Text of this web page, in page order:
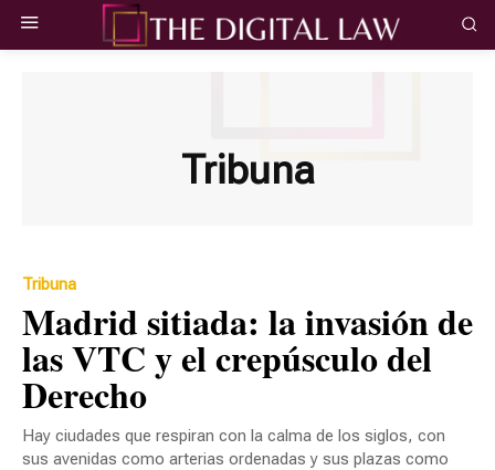
Tribuna
Tribuna
Madrid sitiada: la invasión de
las VTC y el crepúsculo del
Derecho
Hay ciudades que respiran con la calma de los siglos, con
sus avenidas como arterias ordenadas y sus plazas como